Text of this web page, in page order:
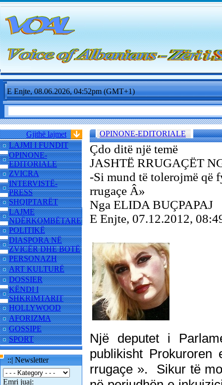
E Enjte, 08.06.2026, 04:52pm (GMT+1)
Gjithë lajmet
LAJMI I FUNDIT
OPINONE-
EDITORIALE
ZVICRA
INTERVISTË-
PRESS
SHQIPTARËT
LAJME
NDËRKOMBËTARE
POLITIKË
DIASPORA NË
ZVICËR DHE BOTË
PERSONAZH
ART KULTURË
DOSSIER
KËNDI I
SHKRIMTARIT
HOLLYWOOD
AFORIZMA
GOSSIPE
SPORT
::| Newsletter
Emri juaj:
OPINONE-EDITORIALE
Çdo ditë një temë
JASHTË RRUGAÇËT
-Si mund të tolerojmë që
rrugaçe Â»
Nga ELIDA BUÇPAPAJ
E Enjte, 07.12.2012,
Një deputet i
publikisht
rrugaçe ». Sikur të